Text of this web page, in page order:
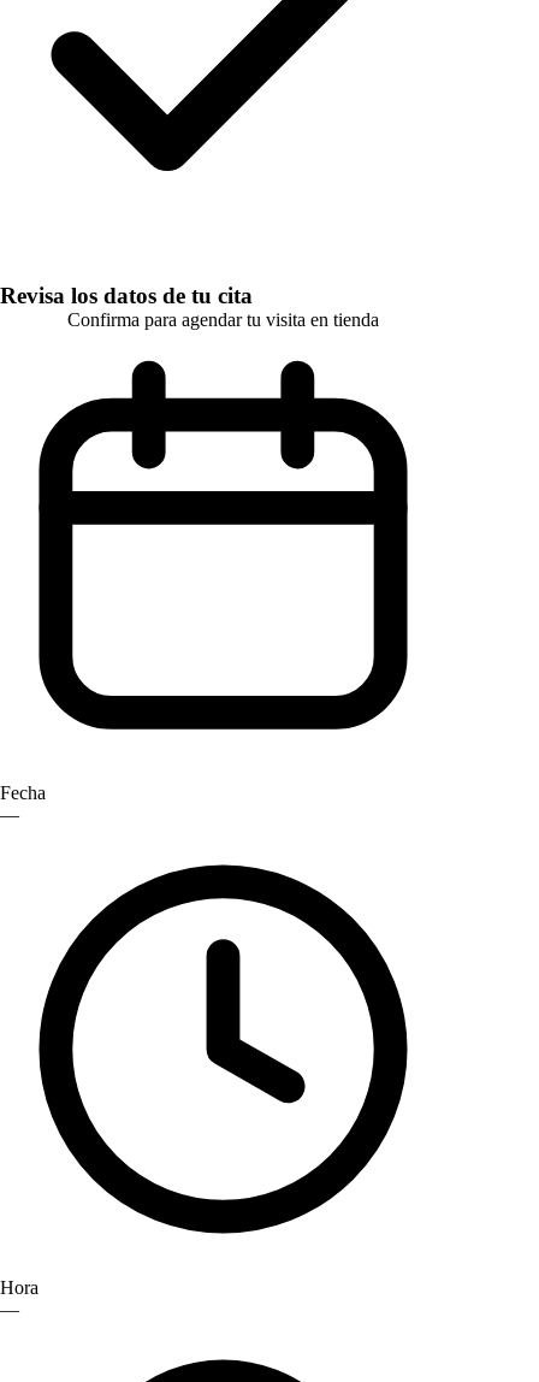
Revisa los datos de tu cita
Confirma para agendar tu visita en tienda
Fecha
—
Hora
—